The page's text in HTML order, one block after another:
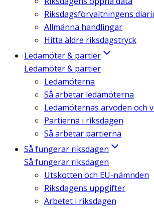
Riksdagsförvaltningens
Allmänna handlingar
Hitta äldre riksdagstryck
Ledamöter & partier
Ledamöter & partier
Ledamöterna
Så arbetar ledamöterna
Ledamöternas arvoden och
Partierna i riksdagen
Så arbetar partierna
Så fungerar riksdagen
Så fungerar riksdagen
Utskotten och EU-nämnden
Riksdagens uppgifter
Arbetet i riksdagen